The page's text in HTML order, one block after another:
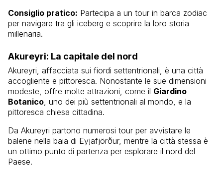
Consiglio pratico: Partecipa a un tour in barca zodiac
per navigare tra gli iceberg e scoprire la loro storia
millenaria.
Akureyri: La capitale del nord
Akureyri, affacciata sui fiordi settentrionali, è una città
accogliente e pittoresca. Nonostante le sue dimensioni
modeste, offre molte attrazioni, come il Giardino
Botanico , uno dei più settentrionali al mondo, e la
pittoresca chiesa cittadina.
Da Akureyri partono numerosi tour per avvistare le
balene nella baia di Eyjafjörður, mentre la città stessa è
un ottimo punto di partenza per esplorare il nord del
Paese.